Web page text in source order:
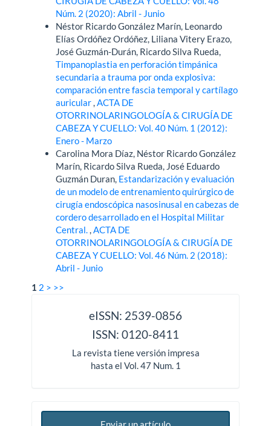
Núm. 2 (2020): Abril - Junio
Néstor Ricardo González Marín, Leonardo
Elías Ordóñez Ordóñez, Liliana Vitery Erazo,
José Guzmán-Durán, Ricardo Silva Rueda,
Timpanoplastia en perforación timpánica
secundaria a trauma por onda explosiva:
comparación entre fascia temporal y cartílago
auricular,ACTA DE
OTORRINOLARINGOLOGÍA & CIRUGÍA DE
CABEZA Y CUELLO: Vol. 40 Núm. 1 (2012):
Enero - Marzo
Carolina Mora Díaz, Néstor Ricardo González
Marín, Ricardo Silva Rueda, José Eduardo
Guzmán Duran, Estandarización y evaluación
de un modelo de entrenamiento quirúrgico de
cirugía endoscópica nasosinusal en cabezas de
cordero desarrollado en el Hospital Militar
Central.,ACTA DE
OTORRINOLARINGOLOGÍA & CIRUGÍA DE
CABEZA Y CUELLO: Vol. 46 Núm. 2 (2018):
Abril - Junio
1 2 > >>
eISSN: 2539-0856
ISSN: 0120-8411
La revista tiene versión impresa
hasta el Vol. 47 Num. 1